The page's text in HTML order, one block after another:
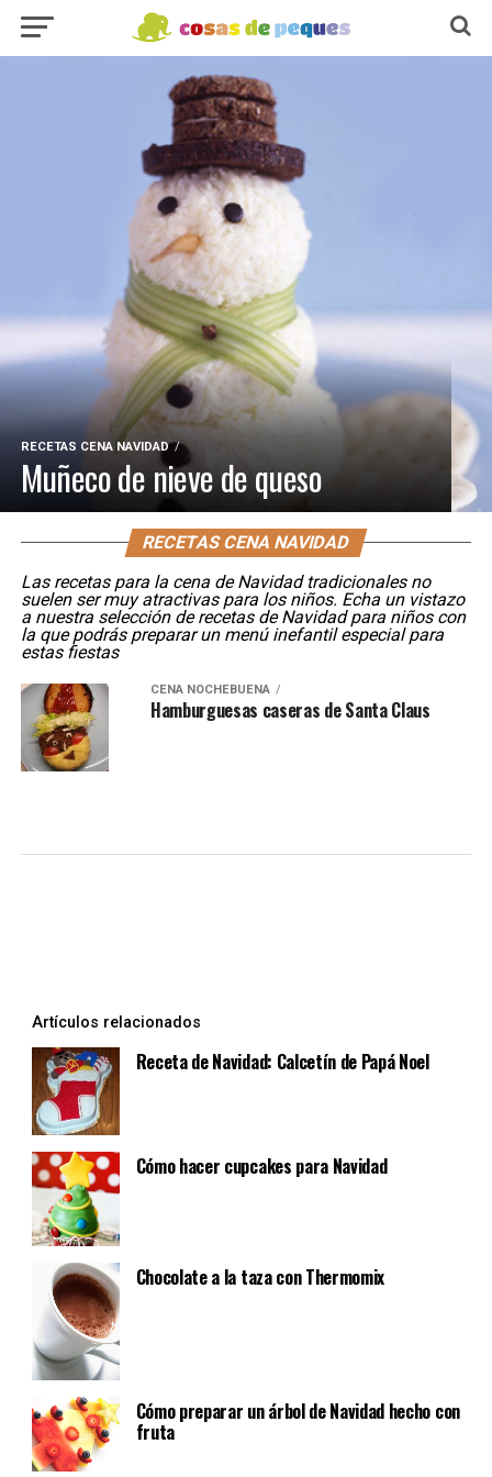
RECETAS CENA NAVIDAD
Muñeco de nieve de queso
RECETAS CENA NAVIDAD
Las recetas para la cena de Navidad tradicionales no
suelen ser muy atractivas para los niños. Echa un vistazo
a nuestra selección de recetas de Navidad para niños con
la que podrás preparar un menú inefantil especial para
estas fiestas
CENA NOCHEBUENA
Hamburguesas caseras de Santa Claus
Artículos relacionados
Receta de Navidad: Calcetín de Papá Noel
Cómo hacer cupcakes para Navidad
Chocolate a la taza con Thermomix
Cómo preparar un árbol de Navidad hecho con
fruta